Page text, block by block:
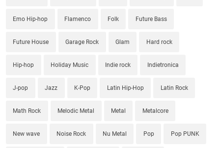
Emo Hip-hop Flamenco Folk Future Bass
Future House Garage Rock Glam Hard rock
Hip-hop Holiday Music Indie rock Indietronica
J-pop Jazz K-Pop Latin Hip-Hop Latin Rock
Math Rock Melodic Metal Metal Metalcore
New wave Noise Rock Nu Metal Pop Pop PUNK